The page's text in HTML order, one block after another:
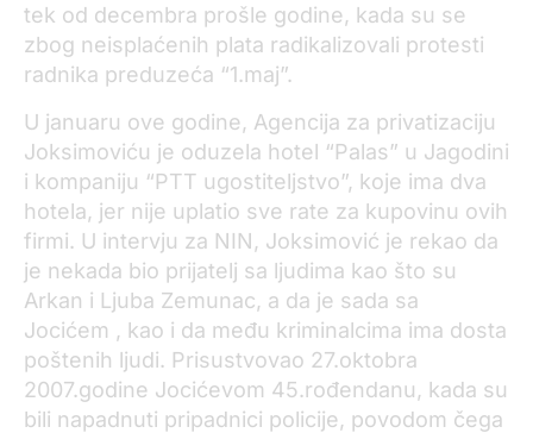
tek od decembra prošle godine, kada su se
zbog neisplaćenih plata radikalizovali protesti
radnika preduzeća “1.maj”.
U januaru ove godine, Agencija za privatizaciju
Joksimoviću je oduzela hotel “Palas” u Jagodini
i kompaniju “PTT ugostiteljstvo”, koje ima dva
hotela, jer nije uplatio sve rate za kupovinu ovih
firmi. U intervju za NIN, Joksimović je rekao da
je nekada bio prijatelj sa ljudima kao što su
Arkan i Ljuba Zemunac, a da je sada sa
Jocićem , kao i da među kriminalcima ima dosta
poštenih ljudi. Prisustvovao 27.oktobra
2007.godine Jocićevom 45.rođendanu, kada su
bili napadnuti pripadnici policije, povodom čega